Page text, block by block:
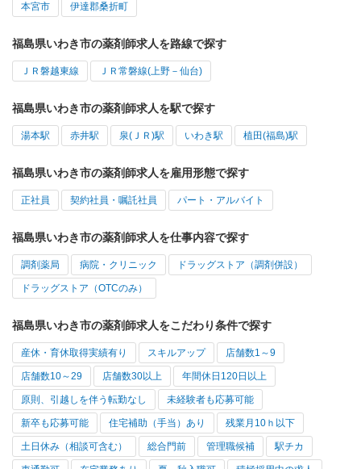
本宮市 伊達郡桑折町
福島県いわき市の薬剤師求人を路線で探す
ＪＲ磐越東線 ＪＲ常磐線(上野－仙台)
福島県いわき市の薬剤師求人を駅で探す
湯本駅 赤井駅 泉(ＪＲ)駅 いわき駅 植田(福島)駅
福島県いわき市の薬剤師求人を雇用形態で探す
正社員 契約社員・嘱託社員 パート・アルバイト
福島県いわき市の薬剤師求人を仕事内容で探す
調剤薬局 病院・クリニック ドラッグストア（調剤併設）
ドラッグストア（OTCのみ）
福島県いわき市の薬剤師求人をこだわり条件で探す
産休・育休取得実績有り スキルアップ 店舗数1～9
店舗数10～29 店舗数30以上 年間休日120日以上
原則、引越しを伴う転勤なし 未経験者も応募可能
新卒も応募可能 住宅補助（手当）あり 残業月10ｈ以下
土日休み（相談可含む） 総合門前 管理職候補 駅チカ